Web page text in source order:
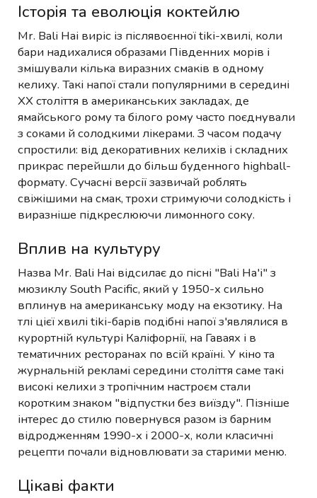
Історія та еволюція коктейлю
Mr. Bali Hai виріс із післявоєнної tiki-хвилі, коли
бари надихалися образами Південних морів і
змішували кілька виразних смаків в одному
келиху. Такі напої стали популярними в середині
XX століття в американських закладах, де
ямайського рому та білого рому часто поєднували
з соками й солодкими лікерами. З часом подачу
спростили: від декоративних келихів і складних
прикрас перейшли до більш буденного highball-
формату. Сучасні версії зазвичай роблять
свіжішими на смак, трохи стримуючи солодкість і
виразніше підкреслюючи лимонного соку.
Вплив на культуру
Назва Mr. Bali Hai відсилає до пісні "Bali Ha'i" з
мюзиклу South Pacific, який у 1950-х сильно
вплинув на американську моду на екзотику. На
тлі цієї хвилі tiki-барів подібні напої з'являлися в
курортній культурі Каліфорнії, на Гаваях і в
тематичних ресторанах по всій країні. У кіно та
журнальній рекламі середини століття саме такі
високі келихи з тропічним настроєм стали
коротким знаком "відпустки без виїзду". Пізніше
інтерес до стилю повернувся разом із барним
відродженням 1990-х і 2000-х, коли класичні
рецепти почали відновлювати за старими меню.
Цікаві факти